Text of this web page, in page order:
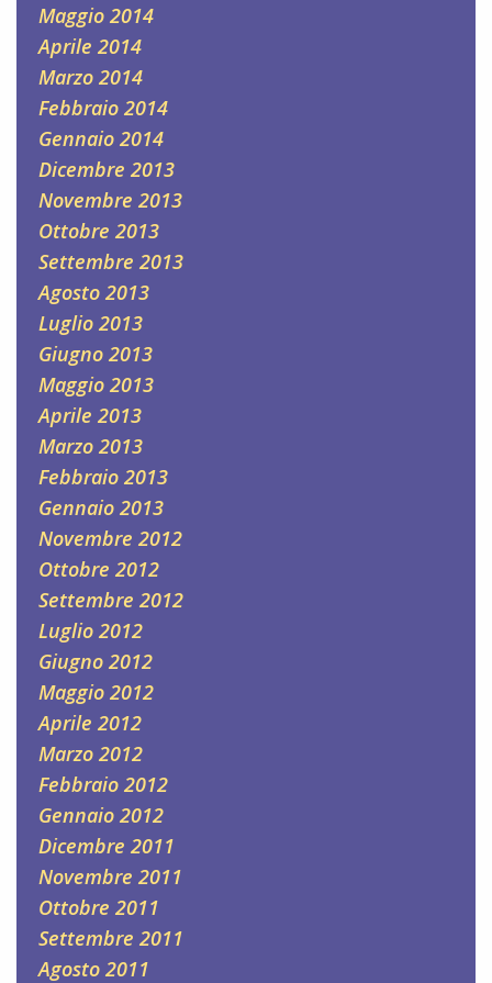
Maggio 2014
Aprile 2014
Marzo 2014
Febbraio 2014
Gennaio 2014
Dicembre 2013
Novembre 2013
Ottobre 2013
Settembre 2013
Agosto 2013
Luglio 2013
Giugno 2013
Maggio 2013
Aprile 2013
Marzo 2013
Febbraio 2013
Gennaio 2013
Novembre 2012
Ottobre 2012
Settembre 2012
Luglio 2012
Giugno 2012
Maggio 2012
Aprile 2012
Marzo 2012
Febbraio 2012
Gennaio 2012
Dicembre 2011
Novembre 2011
Ottobre 2011
Settembre 2011
Agosto 2011